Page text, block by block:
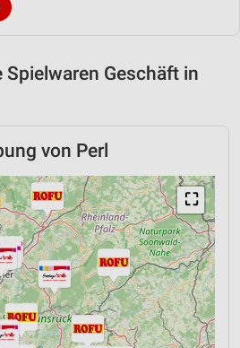
Geschäft in
von Perl
⛶